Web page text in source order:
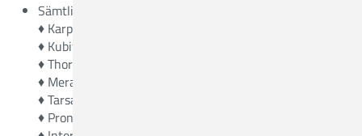
Sämtliche
♦ Karpaltunnelsyndrom
♦ Kubitaltunnelsyndrom (Ulnarisrinnensyndrom)
♦ Thoracic outlet Syndrom (TOS)
♦ Meralgia paraesthetica
♦ Tarsaltunnelsyndrom
♦ Pronator-Syndrom